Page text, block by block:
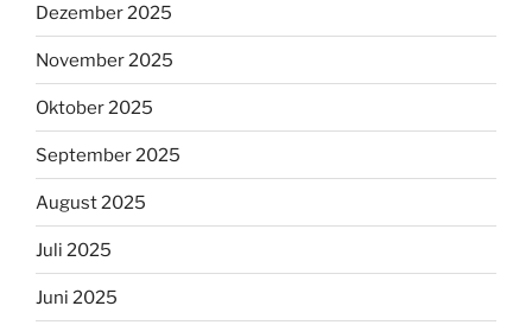
Dezember 2025
November 2025
Oktober 2025
September 2025
August 2025
Juli 2025
Juni 2025